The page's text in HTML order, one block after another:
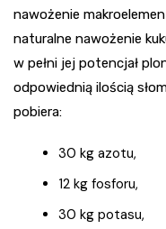
nawożenie
naturalne nawożenie
w pełni jej potencjał
odpowiednią ilością
pobiera:
30 kg azotu,
12 kg fosforu,
30 kg potasu,